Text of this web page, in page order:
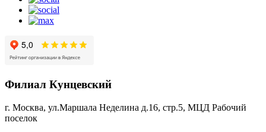
Филиал Кунцевский
г. Москва, ул.Маршала Неделина д.16, стр.5, МЦД Рабочий
поселок